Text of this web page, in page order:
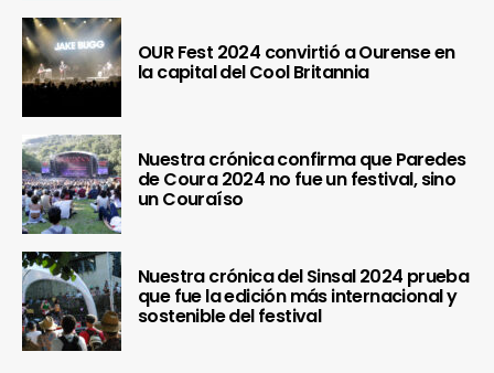
OUR Fest 2024 convirtió a Ourense en
la capital del Cool Britannia
Nuestra crónica confirma que Paredes
de Coura 2024 no fue un festival, sino
un Couraíso
Nuestra crónica del Sinsal 2024 prueba
que fue la edición más internacional y
sostenible del festival